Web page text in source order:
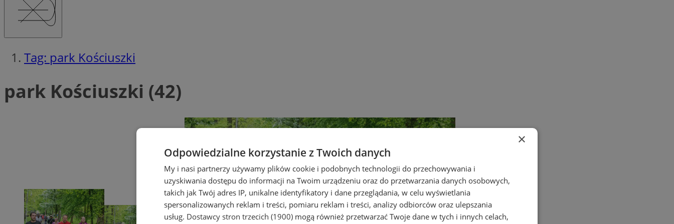
Tag: park Kościuszki
park Kościuszki (42)
×
Odpowiedzialne korzystanie z Twoich danych
My i nasi partnerzy używamy plików cookie i podobnych technologii do przechowywania i
uzyskiwania dostępu do informacji na Twoim urządzeniu oraz do przetwarzania danych osobowych,
takich jak Twój adres IP, unikalne identyfikatory i dane przeglądania, w celu wyświetlania
spersonalizowanych reklam i treści, pomiaru reklam i treści, analizy odbiorców oraz ulepszania
usług. Dostawcy stron trzecich (1900) mogą również przetwarzać Twoje dane w tych i innych celach,